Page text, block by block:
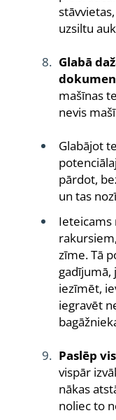
uzsiltu
Glabā
mašīnas
nevis
Glabājot
pārdot,
un tas
zīme. Tā
gadījumā,
iezīmēt,
iegravēt
Paslēp
vispār
nākas
noliec to